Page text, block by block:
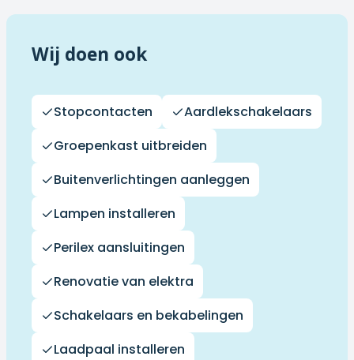
Wij doen ook
Stopcontacten
Aardlekschakelaars
Groepenkast uitbreiden
Buitenverlichtingen aanleggen
Lampen installeren
Perilex aansluitingen
Renovatie van elektra
Schakelaars en bekabelingen
Laadpaal installeren